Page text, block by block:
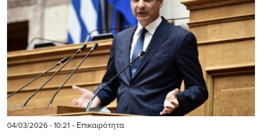
04/03/2026 - 10:21 - Επικαιρότητα